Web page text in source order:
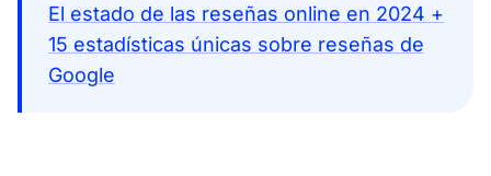
El estado de las reseñas online en 2024 +
15 estadísticas únicas sobre reseñas de
Google